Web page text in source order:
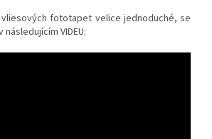
fototapet velice jednoduché, se
VIDEU: